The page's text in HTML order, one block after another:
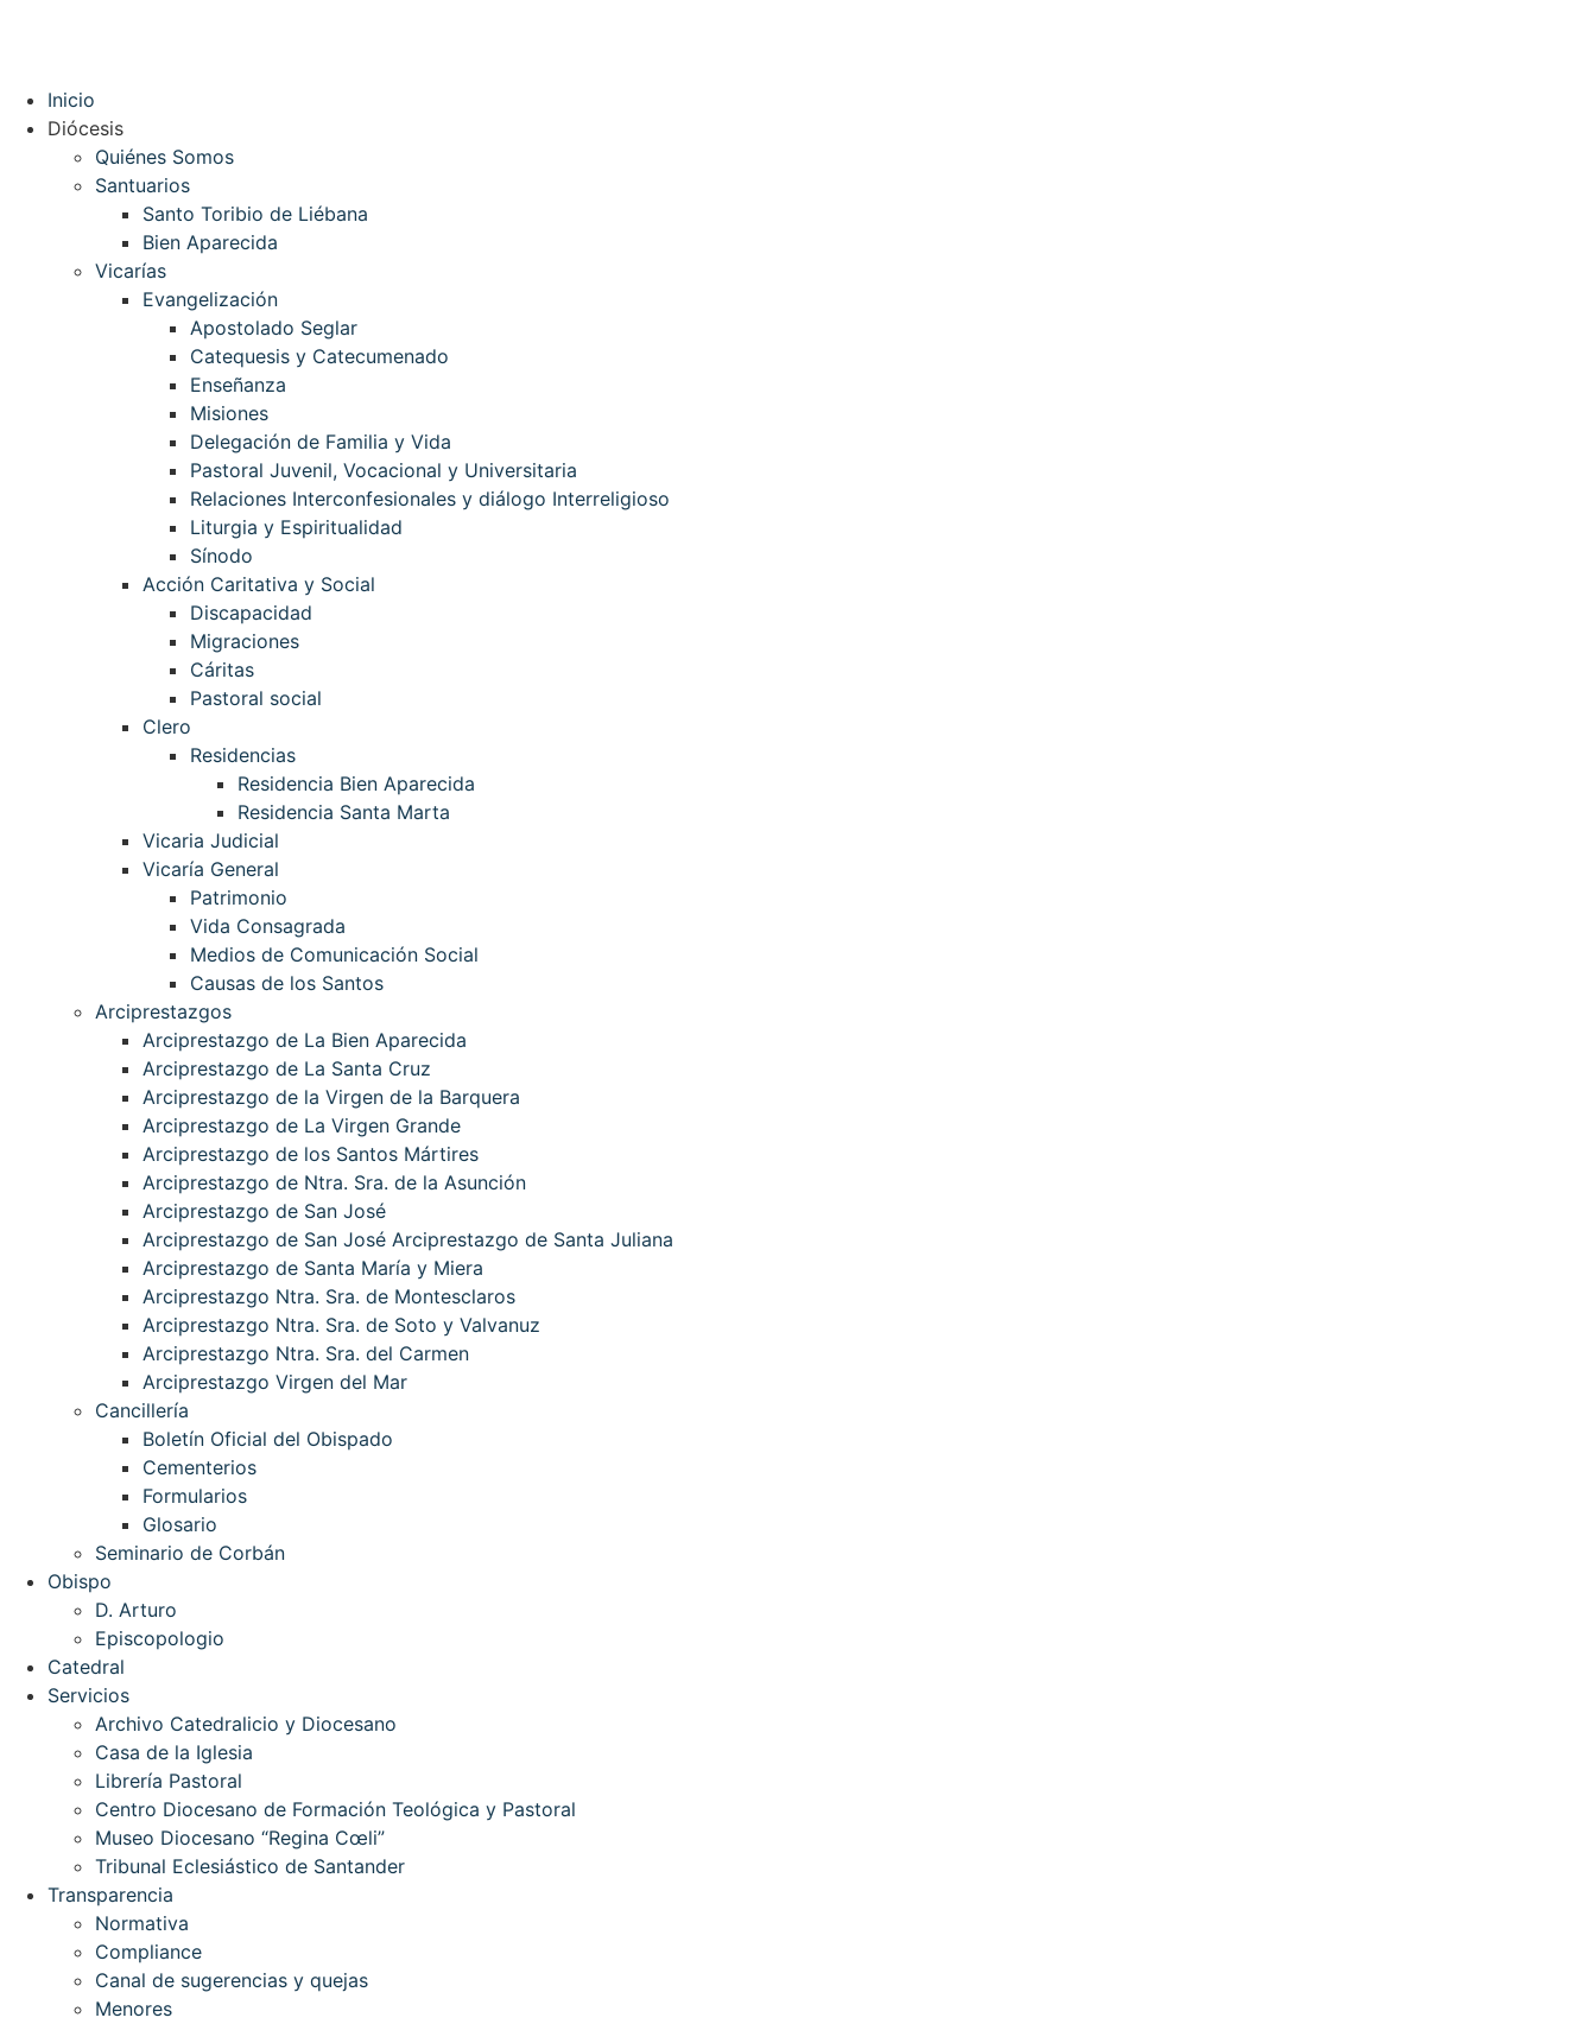
Inicio
Diócesis
Quiénes Somos
Santuarios
Santo Toribio de Liébana
Bien Aparecida
Vicarías
Evangelización
Apostolado Seglar
Catequesis y Catecumenado
Enseñanza
Misiones
Delegación de Familia y Vida
Pastoral Juvenil, Vocacional y Universitaria
Relaciones Interconfesionales y diálogo Interreligioso
Liturgia y Espiritualidad
Sínodo
Acción Caritativa y Social
Discapacidad
Migraciones
Cáritas
Pastoral social
Clero
Residencias
Residencia Bien Aparecida
Residencia Santa Marta
Vicaria Judicial
Vicaría General
Patrimonio
Vida Consagrada
Medios de Comunicación Social
Causas de los Santos
Arciprestazgos
Arciprestazgo de La Bien Aparecida
Arciprestazgo de La Santa Cruz
Arciprestazgo de la Virgen de la Barquera
Arciprestazgo de La Virgen Grande
Arciprestazgo de los Santos Mártires
Arciprestazgo de Ntra. Sra. de la Asunción
Arciprestazgo de San José
Arciprestazgo de San José Arciprestazgo de Santa Juliana
Arciprestazgo de Santa María y Miera
Arciprestazgo Ntra. Sra. de Montesclaros
Arciprestazgo Ntra. Sra. de Soto y Valvanuz
Arciprestazgo Ntra. Sra. del Carmen
Arciprestazgo Virgen del Mar
Cancillería
Boletín Oficial del Obispado
Cementerios
Formularios
Glosario
Seminario de Corbán
Obispo
D. Arturo
Episcopologio
Catedral
Servicios
Archivo Catedralicio y Diocesano
Casa de la Iglesia
Librería Pastoral
Centro Diocesano de Formación Teológica y Pastoral
Museo Diocesano “Regina Cœli”
Tribunal Eclesiástico de Santander
Transparencia
Normativa
Compliance
Canal de sugerencias y quejas
Menores